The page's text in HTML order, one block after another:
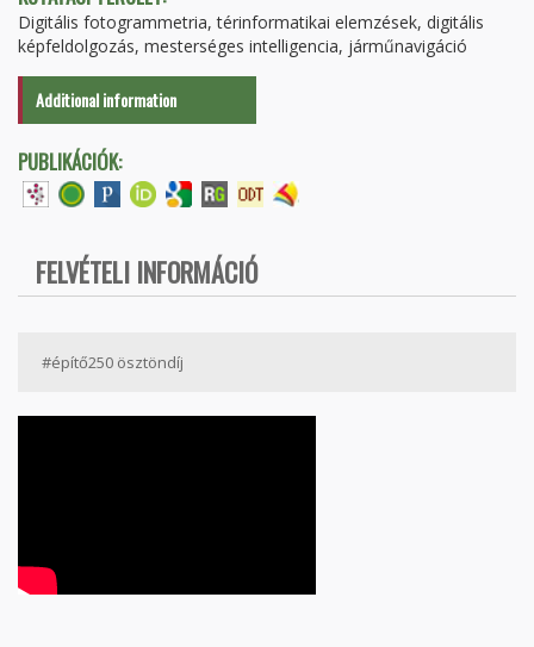
Digitális fotogrammetria, térinformatikai elemzések, digitális
képfeldolgozás, mesterséges intelligencia, járműnavigáció
Additional information
PUBLIKÁCIÓK:
FELVÉTELI INFORMÁCIÓ
#építő250 ösztöndíj